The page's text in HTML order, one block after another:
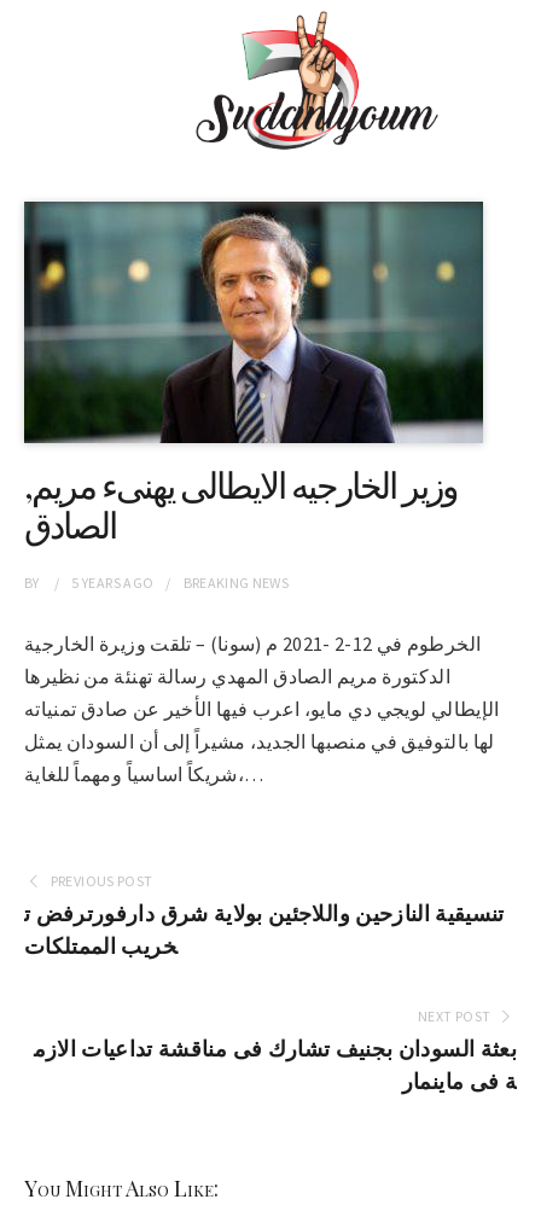
,وزير الخارجيه الايطالى يهنىء مريم
الصادق
BY 5 YEARSAGO BREAKING NEWS
الخرطوم في 12-2 -2021 م (سونا) – تلقت وزيرة الخارجية
الدكتورة مريم الصادق المهدي رسالة تهنئة من نظيرها
الإيطالي لويجي دي مايو، اعرب فيها الأخير عن صادق تمنياته
لها بالتوفيق في منصبها الجديد، مشيراً إلى أن السودان يمثل
شريكاً اساسياً ومهماً للغاية،…
PREVIOUS POST
تنسيقية النازحين واللاجئين بولاية شرق دارفورترفض ت
خريب الممتلكات
NEXT POST
بعثة السودان بجنيف تشارك فى مناقشة تداعيات الازم
ة فى ماينمار
You Might Also Like: